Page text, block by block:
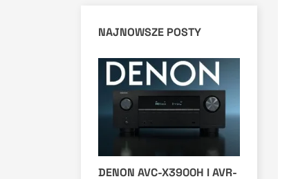
NAJNOWSZE POSTY
DENON AVC-X3900H I AVR-